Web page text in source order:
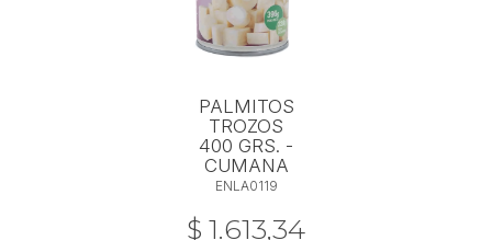
PALMITOS
TROZOS
400 GRS. -
CUMANA
ENLA0119
$ 1.613,34